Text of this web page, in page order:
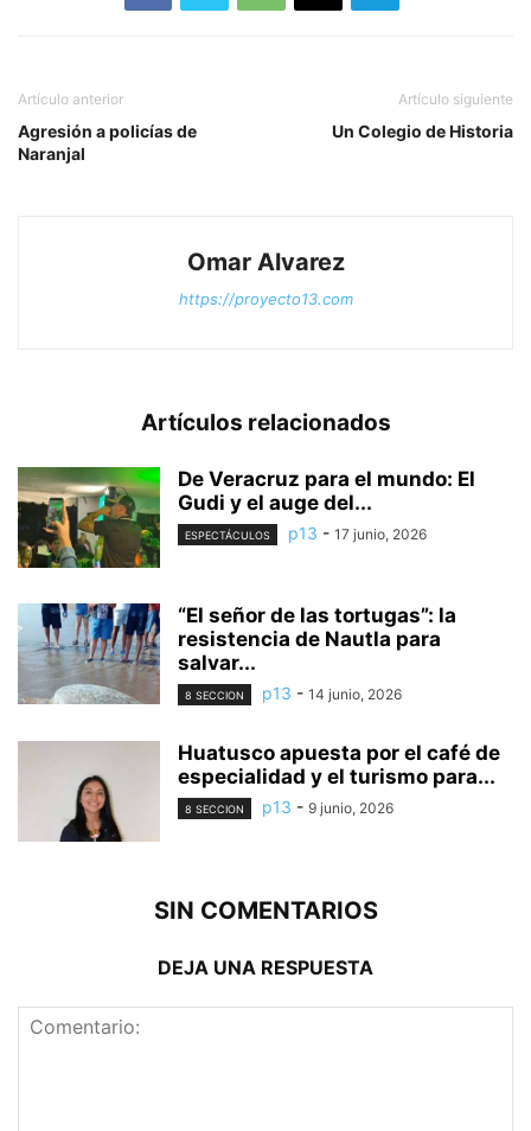
Artículo anterior
Agresión a policías de
Naranjal
Artículo siguiente
Un Colegio de Historia
Omar Alvarez
https://proyecto13.com
Artículos relacionados
De Veracruz para el mundo: El
Gudi y el auge del...
ESPECTÁCULOS p13 - 17 junio, 2026
“El señor de las tortugas”: la
resistencia de Nautla para
salvar...
8 SECCION p13 - 14 junio, 2026
Huatusco apuesta por el café de
especialidad y el turismo para...
8 SECCION p13 - 9 junio, 2026
SIN COMENTARIOS
DEJA UNA RESPUESTA